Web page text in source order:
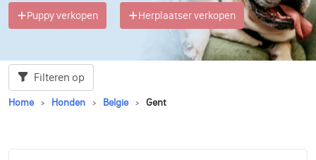
Puppy verkopen Herplaatser verkopen
Filteren op
Home Honden Belgie Gent